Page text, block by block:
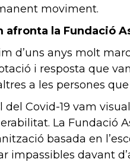
moviment.
afronta la Fundació
d’uns anys molt
i resposta que
a les persones
del Covid-19 vam
La Fundació
basada en
impassibles davant